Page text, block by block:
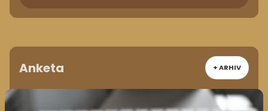
Anketa + ARHIV